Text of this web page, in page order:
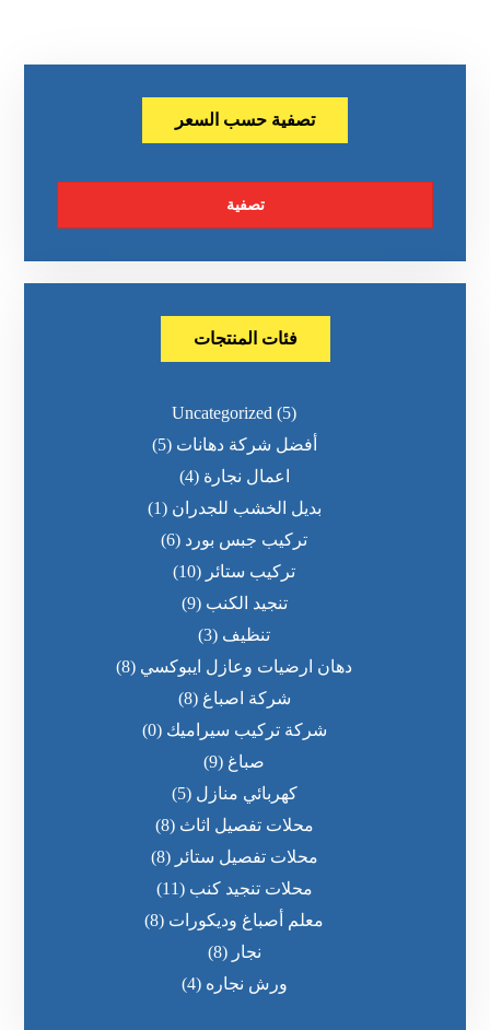
تصفية حسب السعر
تصفية
فئات المنتجات
Uncategorized (5)
أفضل شركة دهانات (5)
اعمال نجارة (4)
بديل الخشب للجدران (1)
تركيب جبس بورد (6)
تركيب ستائر (10)
تنجيد الكنب (9)
تنظيف (3)
دهان ارضيات وعازل ايبوكسي (8)
شركة اصباغ (8)
شركة تركيب سيراميك (0)
صباغ (9)
كهربائي منازل (5)
محلات تفصيل اثاث (8)
محلات تفصيل ستائر (8)
محلات تنجيد كنب (11)
معلم أصباغ وديكورات (8)
نجار (8)
ورش نجاره (4)